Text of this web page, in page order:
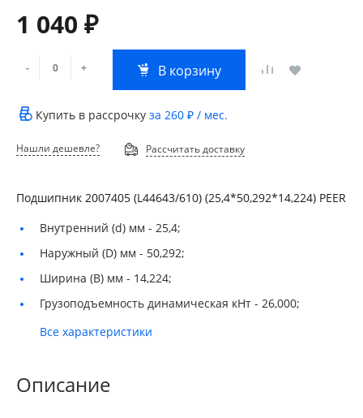
1 040 ₽
- + В корзину
Купить в рассрочку за 260 ₽ / мес.
Нашли дешевле? Рассчитать доставку
Подшипник 2007405 (L44643/610) (25,4*50,292*14,224) PEER
Внутренний (d) мм - 25,4;
Наружный (D) мм - 50,292;
Ширина (B) мм - 14,224;
Грузоподъемность динамическая кНт - 26,000;
Все характеристики
Описание